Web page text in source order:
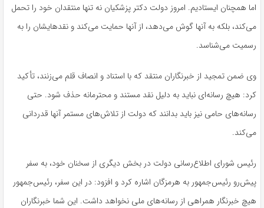
اما همچنان ایستادیم. امروز دولت دکتر پزشکیان نه تنها منتقدان خود را تحمل
می‌کند، بلکه به آنها گوش می‌دهد، از آنها حمایت می‌کند و نقدهایشان را به
رسمیت می‌شناسد.
وی ضمن تمجید از خبرنگاران منتقد که با استناد و انصاف قلم می‌زنند، تأکید
کرد: هیچ رسانه‌ای نباید به دلیل نقد مستند و محترمانه حذف شود. حتی
رسانه‌های حامی نیز باید بدانند که دولت از تلاش‌های مستمر آنها قدردانی
می‌کند.
رئیس شورای اطلاع‌رسانی دولت در بخش دیگری از سخنان خود، به سفر
پیش‌رو رئیس‌جمهور به هرمزگان اشاره کرد و افزود: در این سفر، رئیس‌جمهور
هیچ خبرنگار همراهی از رسانه‌های ملی نخواهد داشت. این شما خبرنگاران